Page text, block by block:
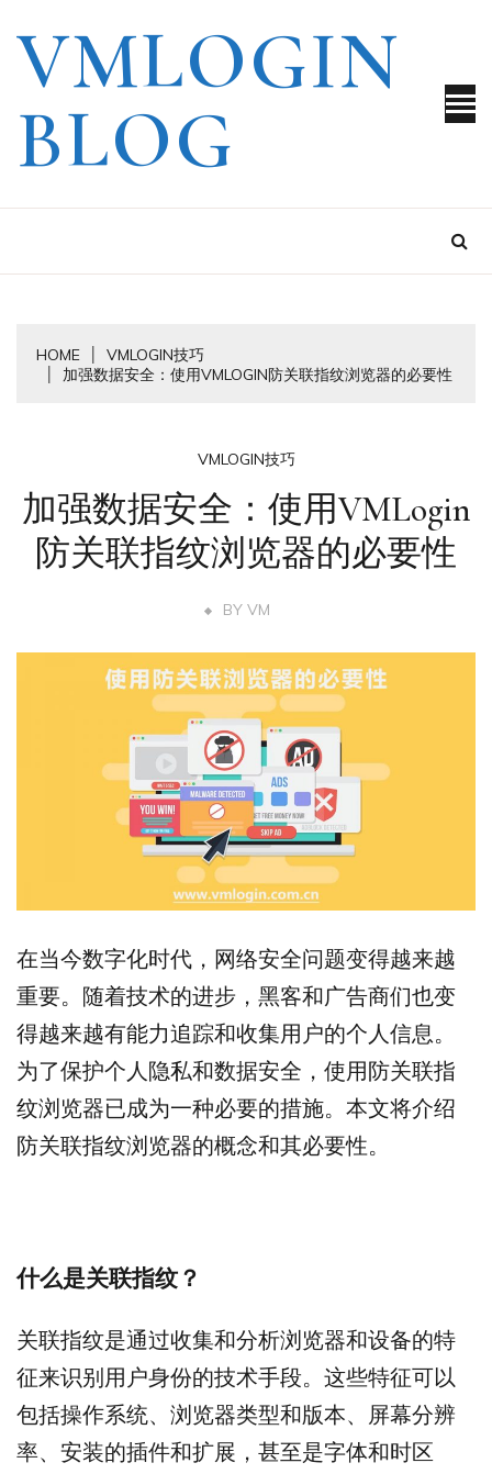
content
VMLOGIN
BLOG
HOME
VMLOGIN技巧
加强数据安全：使用VMLOGIN防关联指纹浏览器的必要性
VMLOGIN技巧
加强数据安全：使用VMLogin
防关联指纹浏览器的必要性
BY VM
在当今数字化时代，网络安全问题变得越来越
重要。随着技术的进步，黑客和广告商们也变
得越来越有能力追踪和收集用户的个人信息。
为了保护个人隐私和数据安全，使用防关联指
纹浏览器已成为一种必要的措施。本文将介绍
防关联指纹浏览器的概念和其必要性。
什么是关联指纹？
关联指纹是通过收集和分析浏览器和设备的特
征来识别用户身份的技术手段。这些特征可以
包括操作系统、浏览器类型和版本、屏幕分辨
率、安装的插件和扩展，甚至是字体和时区